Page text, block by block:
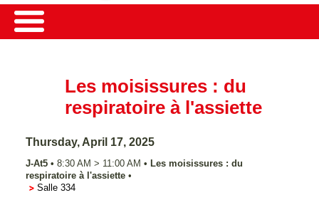
Les moisissures : du
respiratoire à l'assiette
Thursday, April 17, 2025
J-At5 • 8:30 AM > 11:00 AM • Les moisissures : du
respiratoire à l'assiette •
Salle 334